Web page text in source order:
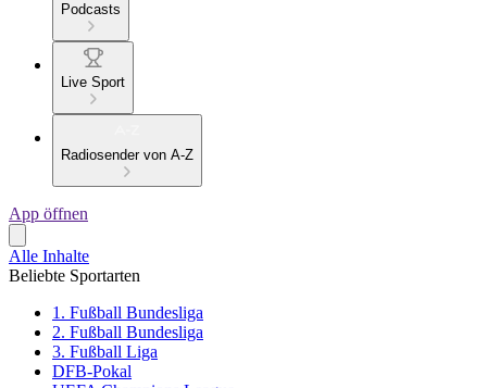
Podcasts
Live Sport
Radiosender von A-Z
App öffnen
Alle Inhalte
Beliebte Sportarten
1. Fußball Bundesliga
2. Fußball Bundesliga
3. Fußball Liga
DFB-Pokal